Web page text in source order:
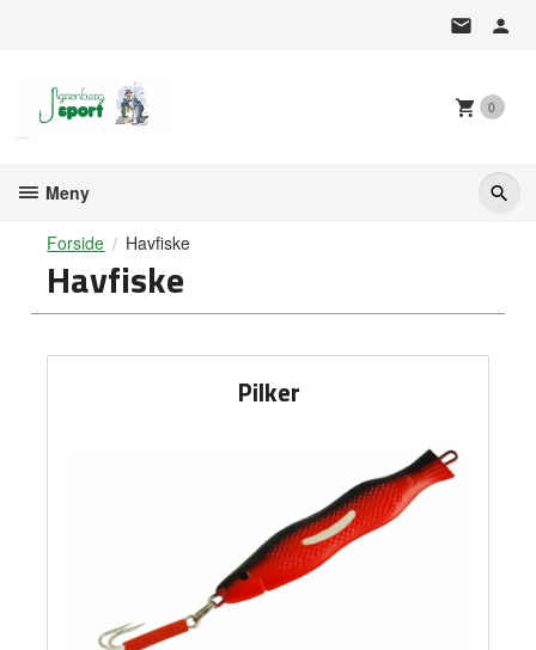
0
Meny
Forside Havfiske
Havfiske
Pilker